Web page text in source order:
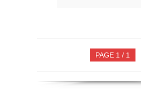
PAGE 1 / 1